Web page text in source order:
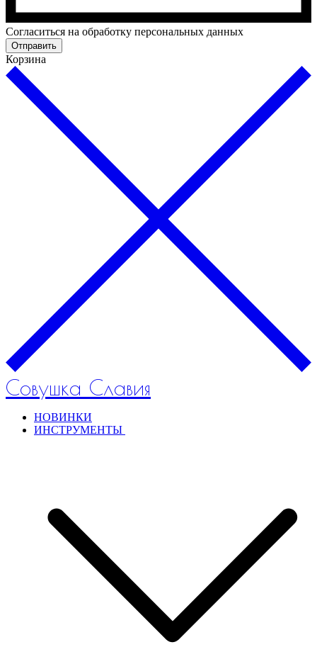
Cогласиться на обработку персональных данных
Отправить
Корзина
Совушка Славия
НОВИНКИ
ИНСТРУМЕНТЫ